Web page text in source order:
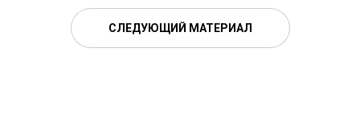
СЛЕДУЮЩИЙ МАТЕРИАЛ